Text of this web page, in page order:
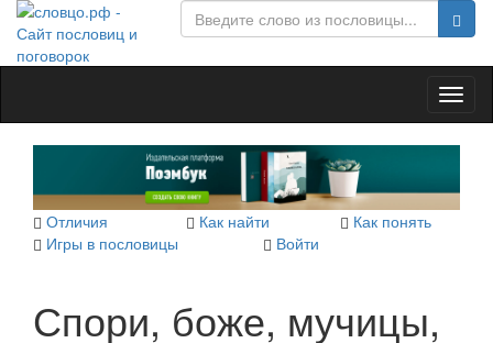
Отличия Как найти
Как понять
Игры в пословицы
Войти
Спори, боже, мучицы,